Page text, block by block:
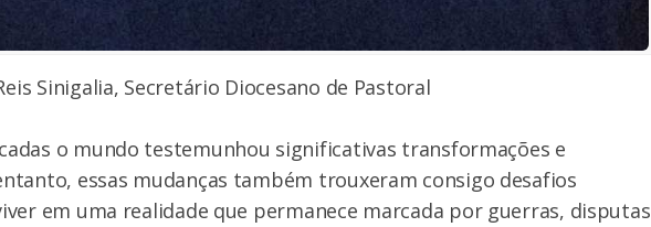
Sinigalia, Secretário Diocesano de Pastoral
o mundo testemunhou significativas transformações e
essas mudanças também trouxeram consigo desafios
em uma realidade que permanece marcada por guerras, disputas